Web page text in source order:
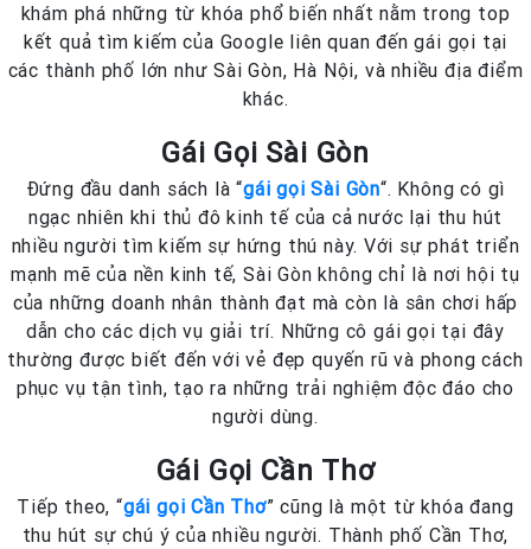
khám phá những từ khóa phổ biến nhất nằm trong top
kết quả tìm kiếm của Google liên quan đến gái gọi tại
các thành phố lớn như Sài Gòn, Hà Nội, và nhiều địa điểm
khác.
Gái Gọi Sài Gòn
Đứng đầu danh sách là “gái gọi Sài Gòn“. Không có gì
ngạc nhiên khi thủ đô kinh tế của cả nước lại thu hút
nhiều người tìm kiếm sự hứng thú này. Với sự phát triển
mạnh mẽ của nền kinh tế, Sài Gòn không chỉ là nơi hội tụ
của những doanh nhân thành đạt mà còn là sân chơi hấp
dẫn cho các dịch vụ giải trí. Những cô gái gọi tại đây
thường được biết đến với vẻ đẹp quyến rũ và phong cách
phục vụ tận tình, tạo ra những trải nghiệm độc đáo cho
người dùng.
Gái Gọi Cần Thơ
Tiếp theo, “gái gọi Cần Thơ” cũng là một từ khóa đang
thu hút sự chú ý của nhiều người. Thành phố Cần Thơ,